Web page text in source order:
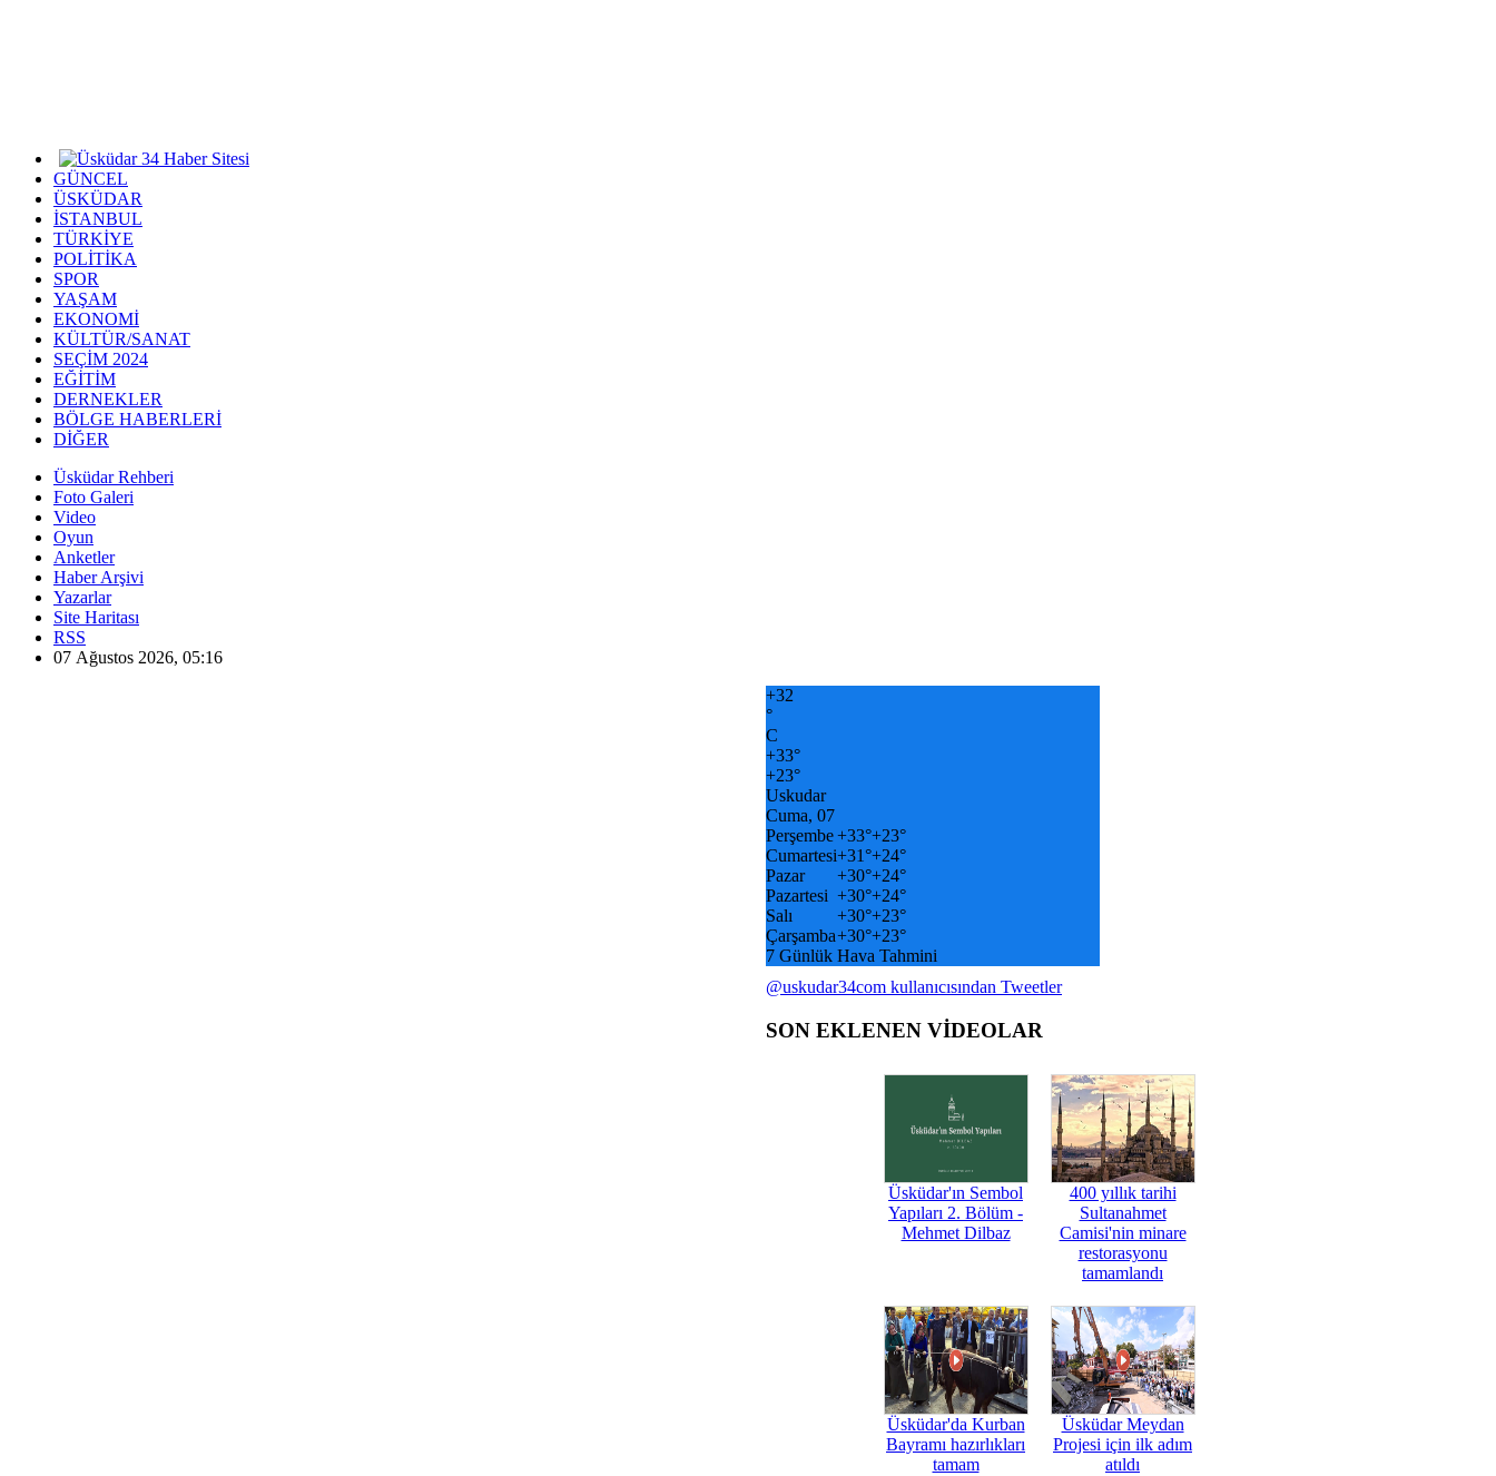
GÜNCEL
ÜSKÜDAR
İSTANBUL
TÜRKİYE
POLİTİKA
SPOR
YAŞAM
EKONOMİ
KÜLTÜR/SANAT
SEÇİM 2024
EĞİTİM
DERNEKLER
BÖLGE HABERLERİ
DİĞER
Üsküdar Rehberi
Foto Galeri
Video
Oyun
Anketler
Haber Arşivi
Yazarlar
Site Haritası
RSS
07 Ağustos 2026, 05:16
+32
°
C
+33°
+23°
Uskudar
Cuma, 07
Perşembe+33°+23°
Cumartesi+31°+24°
Pazar
+30°+24°
Pazartesi +30°+24°
Salı
+30°+23°
Çarşamba+30°+23°
7 Günlük Hava Tahmini
@uskudar34com kullanıcısından Tweetler
SON EKLENEN VİDEOLAR
Üsküdar'ın Sembol
Yapıları 2. Bölüm -
Mehmet Dilbaz
400 yıllık tarihi
Sultanahmet
Camisi'nin minare
restorasyonu
tamamlandı
Üsküdar'da Kurban
Bayramı hazırlıkları
tamam
Üsküdar Meydan
Projesi için ilk adım
atıldı